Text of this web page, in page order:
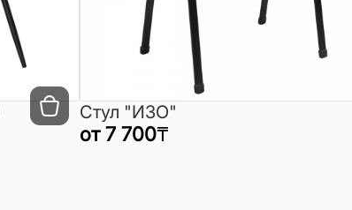
Стул "ИЗО"
от 7 700₸